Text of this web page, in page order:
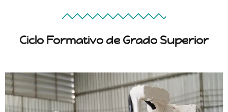
Visit
Ciclo Formativo de Grado Superior